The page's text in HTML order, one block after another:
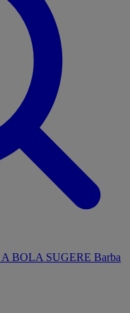
A BOLA SUGERE Barba